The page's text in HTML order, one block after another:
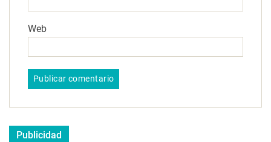
Web
Publicidad